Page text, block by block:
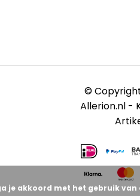
©
Allerion.nl -
je akkoord met het gebruik